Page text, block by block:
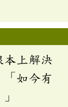
本上解決
「如今有